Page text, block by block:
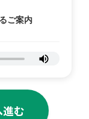
ご案内
む